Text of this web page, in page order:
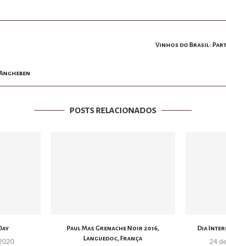
Vinhos do Brasil: Parte
POSTS RELACIONADOS
Paul Mas Grenache Noir 2016,
Languedoc, França
Dia
24